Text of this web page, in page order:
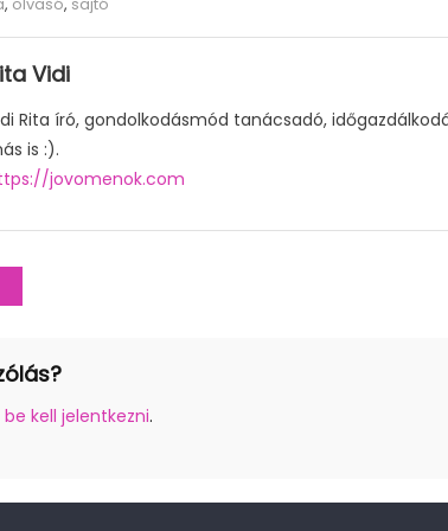
Vidi
Rita író, gondolkodásmód tanácsadó,
is :).
jovomenok.com
be kell jelentkezni.